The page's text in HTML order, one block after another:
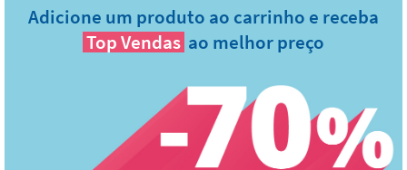
Adicione um produto ao carrinho e receba
Top Vendas ao melhor preço